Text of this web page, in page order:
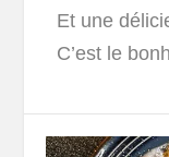
Et une
C’est le